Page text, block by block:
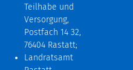
Teilhabe und
Versorgung,
Postfach 14 32,
76404 Rastatt;
Landratsamt